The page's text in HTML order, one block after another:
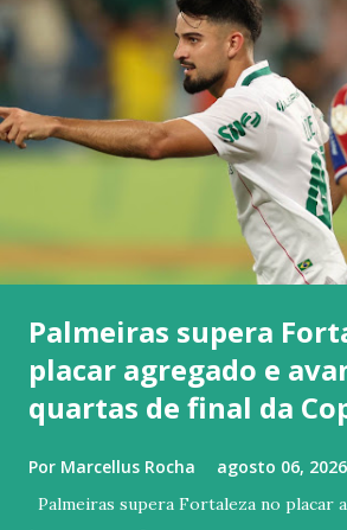
Palmeiras supera
placar agregado e
quartas de final da
Por Marcellus Rocha agosto 06, 2026
Palmeiras supera Fortaleza no placar